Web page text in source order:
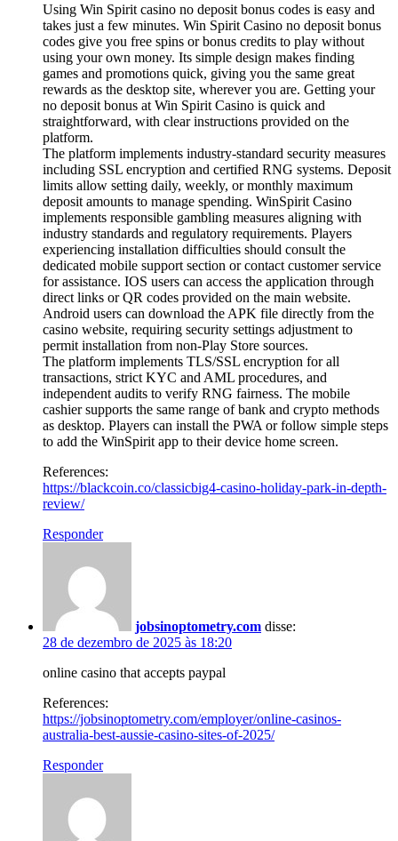
Using Win Spirit casino no deposit bonus codes is easy and
takes just a few minutes. Win Spirit Casino no deposit bonus
codes give you free spins or bonus credits to play without
using your own money. Its simple design makes finding
games and promotions quick, giving you the same great
rewards as the desktop site, wherever you are. Getting your
no deposit bonus at Win Spirit Casino is quick and
straightforward, with clear instructions provided on the
platform.
The platform implements industry-standard security measures
including SSL encryption and certified RNG systems. Deposit
limits allow setting daily, weekly, or monthly maximum
deposit amounts to manage spending. WinSpirit Casino
implements responsible gambling measures aligning with
industry standards and regulatory requirements. Players
experiencing installation difficulties should consult the
dedicated mobile support section or contact customer service
for assistance. IOS users can access the application through
direct links or QR codes provided on the main website.
Android users can download the APK file directly from the
casino website, requiring security settings adjustment to
permit installation from non-Play Store sources.
The platform implements TLS/SSL encryption for all
transactions, strict KYC and AML procedures, and
independent audits to verify RNG fairness. The mobile
cashier supports the same range of bank and crypto methods
as desktop. Players can install the PWA or follow simple steps
to add the WinSpirit app to their device home screen.
References:
https://blackcoin.co/classicbig4-casino-holiday-park-in-depth-
review/
Responder
jobsinoptometry.com disse:
28 de dezembro de 2025 às 18:20
online casino that accepts paypal
References:
https://jobsinoptometry.com/employer/online-casinos-
australia-best-aussie-casino-sites-of-2025/
Responder